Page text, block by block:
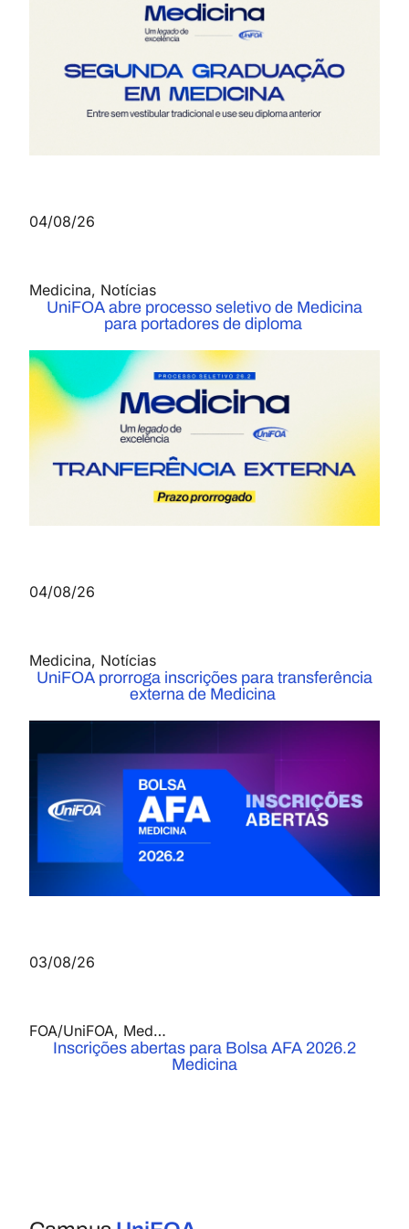
04/08/26
Medicina, Notícias
UniFOA abre processo seletivo de Medicina
para portadores de diploma
04/08/26
Medicina, Notícias
UniFOA prorroga inscrições para transferência
externa de Medicina
03/08/26
FOA/UniFOA, Medicina
Inscrições abertas para Bolsa AFA 2026.2
Medicina